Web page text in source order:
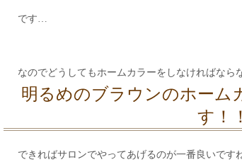
です…
なのでどうしてもホームカラーをしなければなら
明るめのブラウンのホーム
す！！
できればサロンでやってあげるのが一番良いです